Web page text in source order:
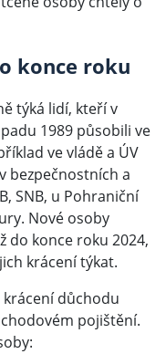
konce roku
týká lidí, kteří v
1989 působili ve
ve vládě a ÚV
bezpečnostních a
SNB, u Pohraniční
Nové osoby
do konce roku 2024,
krácení týkat.
důchodu
pojištění.